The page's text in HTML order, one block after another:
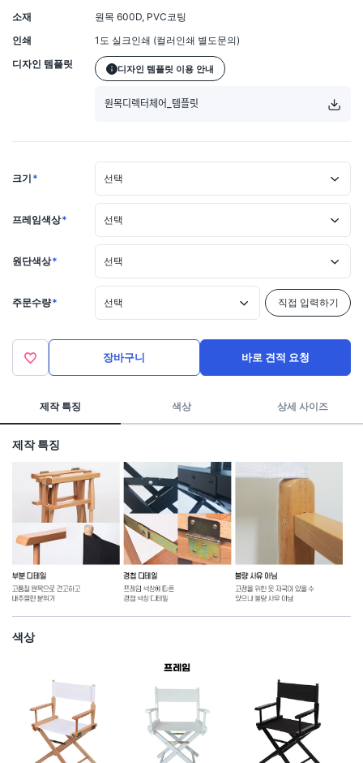
소재
원목 600D, PVC코팅
인쇄
1도 실크인쇄 (컬러인쇄 별도문의)
디자인 템플릿
디자인 템플릿 이용 안내
원목디렉터체어_템플릿
크기 * 선택
프레임색상* 선택
원단색상* 선택
주문수량* 선택 직접 입력하기
장바구니 바로 견적 요청
제작 특징 색상 상세 사이즈
제작 특징
색상